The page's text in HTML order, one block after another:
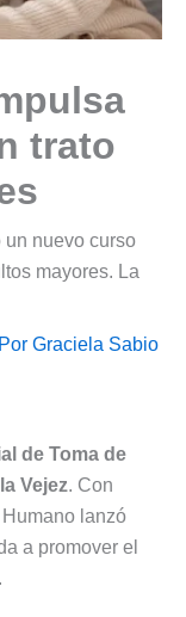
trato
un nuevo curso
mayores. La
Graciela Sabio
de Toma de
Vejez. Con
lanzó
a promover el
.